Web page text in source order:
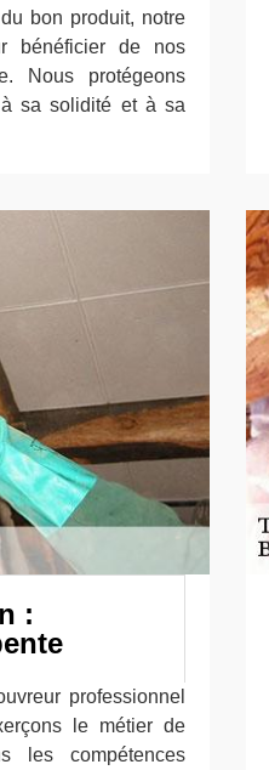
bon produit, notre
bénéficier de nos
Nous protégeons
sa solidité et à sa
:
professionnel
le métier de
les compétences